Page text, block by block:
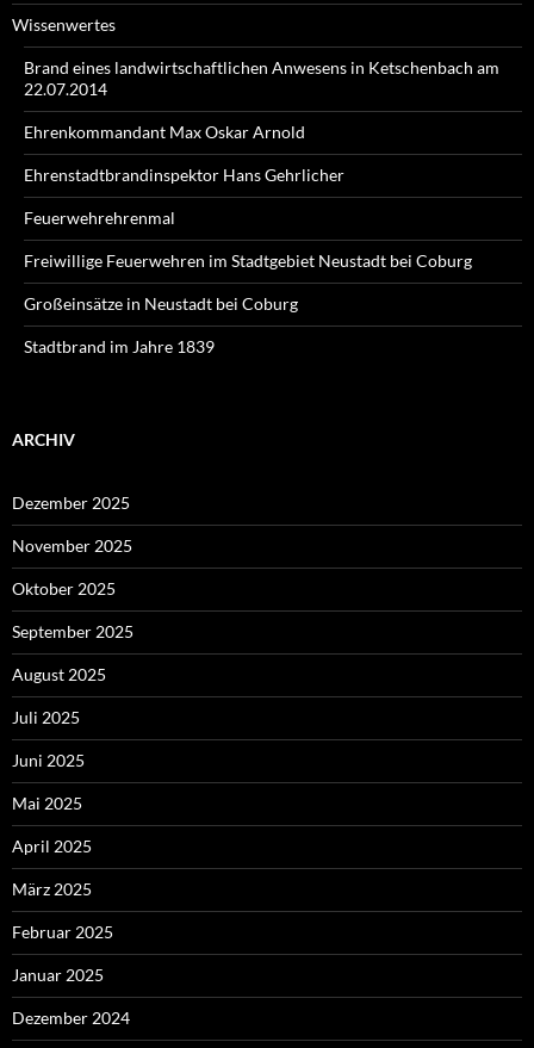
Wissenwertes
Brand eines landwirtschaftlichen Anwesens in Ketschenbach am
22.07.2014
Ehrenkommandant Max Oskar Arnold
Ehrenstadtbrandinspektor Hans Gehrlicher
Feuerwehrehrenmal
Freiwillige Feuerwehren im Stadtgebiet Neustadt bei Coburg
Großeinsätze in Neustadt bei Coburg
Stadtbrand im Jahre 1839
ARCHIV
Dezember 2025
November 2025
Oktober 2025
September 2025
August 2025
Juli 2025
Juni 2025
Mai 2025
April 2025
März 2025
Februar 2025
Januar 2025
Dezember 2024